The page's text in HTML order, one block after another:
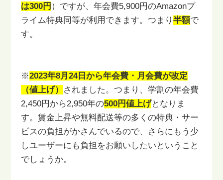
は300円 ）ですが、年会費5,900円のAmazonプ
ライム特典同等が利用できます。つまり半額で
す。
※2023年8月24日から年会費・月会費が改定
（値上げ） されました。つまり、学割の年会費
2,450円から2,950年の500円値上げとなりま
す。賃金上昇や無料配送等の多くの特典・サー
ビスの負担がかさんでいるので、 さらにもう少
しユーザーにも負担をお願いしたいということ
でしょうか。